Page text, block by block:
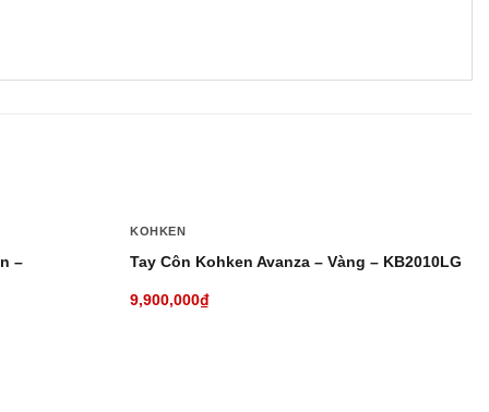
–
KOHKEN
Tay Côn Kohken Avanza – Vàng – KB2010LG
9,900,000₫